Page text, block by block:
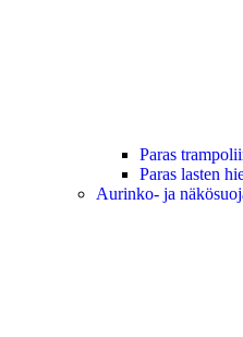
Paras
Paras lasten
Aurinko- ja